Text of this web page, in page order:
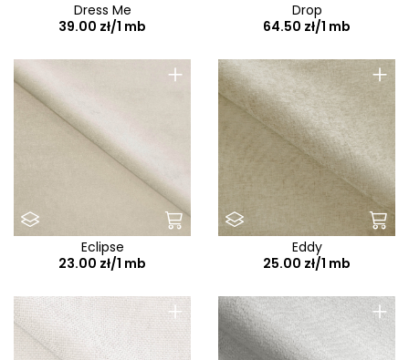
Dress Me
39.00 zł/1 mb
Drop
64.50 zł/1 mb
+
Eclipse
23.00 zł/1 mb
+
Eddy
25.00 zł/1 mb
+ +